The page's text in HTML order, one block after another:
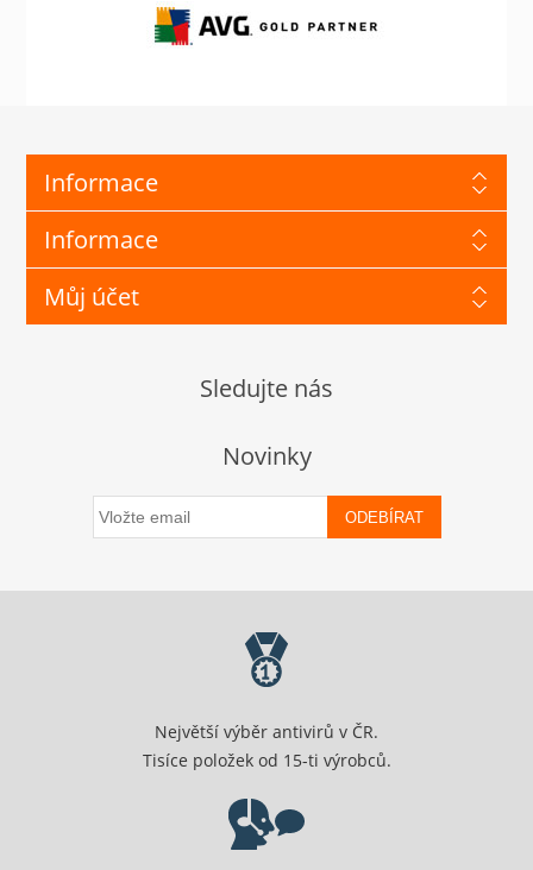
Informace
Informace
Můj účet
Sledujte nás
Novinky
ODEBÍRAT
Největší výběr antivirů v ČR.
Tisíce položek od 15-ti výrobců.